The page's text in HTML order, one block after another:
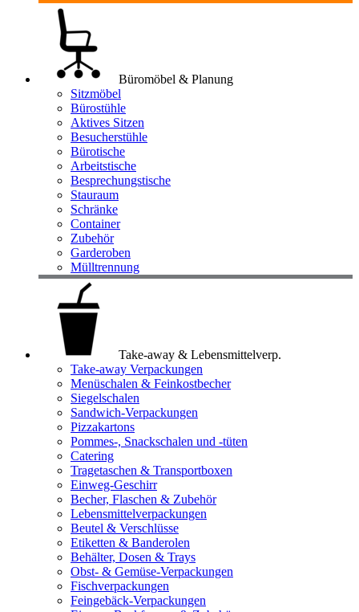
Büromöbel & Planung
Sitzmöbel
Bürostühle
Aktives Sitzen
Besucherstühle
Bürotische
Arbeitstische
Besprechungstische
Stauraum
Schränke
Container
Zubehör
Garderoben
Mülltrennung
Take-away & Lebensmittelverp.
Take-away Verpackungen
Menüschalen & Feinkostbecher
Siegelschalen
Sandwich-Verpackungen
Pizzakartons
Pommes-, Snackschalen und -tüten
Catering
Tragetaschen & Transportboxen
Einweg-Geschirr
Becher, Flaschen & Zubehör
Lebensmittelverpackungen
Beutel & Verschlüsse
Etiketten & Banderolen
Behälter, Dosen & Trays
Obst- & Gemüse-Verpackungen
Fischverpackungen
Feingebäck-Verpackungen